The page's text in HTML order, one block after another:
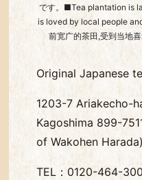
です。■Tea plantation is
is loved by local people
前宽广的茶田,受到当地
Original Japanese
1203-7 Ariakecho-
Kagoshima 899-
of Wakohen Harada)
TEL：0120-464-300